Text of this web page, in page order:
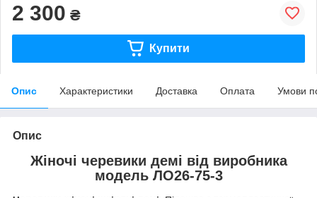
2 300 ₴
Купити
Опис Характеристики Доставка Оплата Умови
Опис
Жіночі черевики демі від виробника
модель ЛО26-75-3